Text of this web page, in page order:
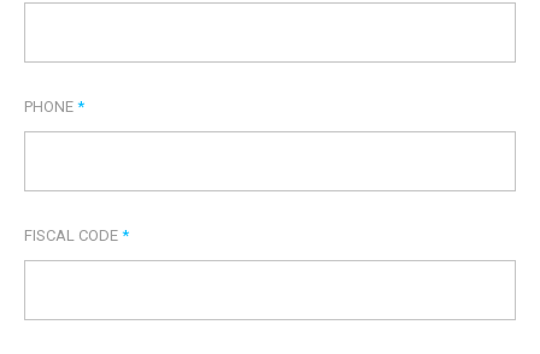
PHONE *
FISCAL CODE *